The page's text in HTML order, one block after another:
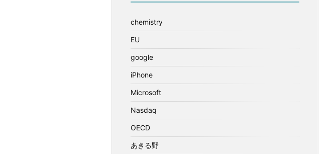
chemistry
EU
google
iPhone
Microsoft
Nasdaq
OECD
あきる野